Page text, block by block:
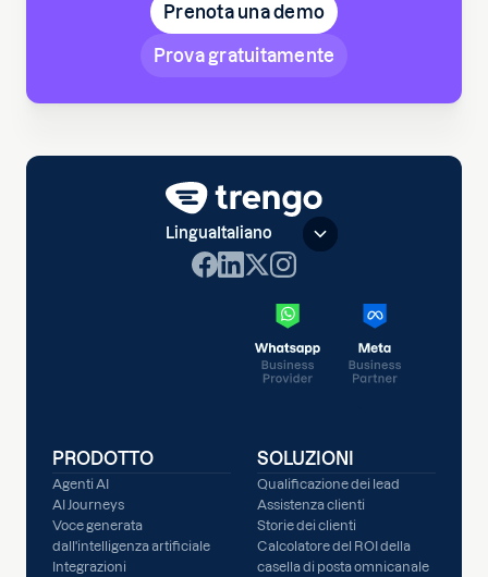
Prenota una demo
Prova gratuitamente
Lingua Italiano
PRODOTTO
Agenti AI
AI Journeys
Voce generata
dall'intelligenza artificiale
Integrazioni
SOLUZIONI
Qualificazione dei lead
Assistenza clienti
Storie dei clienti
Calcolatore del ROI della
casella di posta omnicanale